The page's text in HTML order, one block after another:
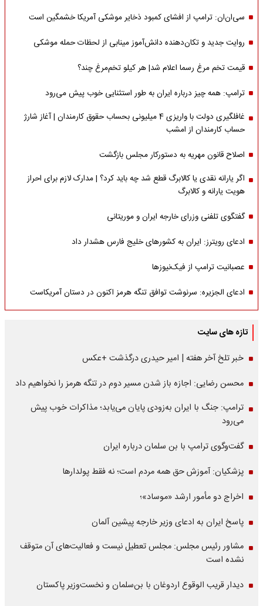
سی‌ان‌ان: ترامپ از افشای کمبود ذخایر موشکی آمریکا خشمگین است
روایت جدید و تکان‌دهنده دانش‌آموز مینابی از لحظات حمله موشکی
قیمت تخم مرغ رسما اعلام شد| هر کیلو تخم‌مرغ چند؟
ترامپ: همه چیز درباره ایران به طور استثنایی خوب پیش می‌رود
غافلگیری دولت با واریزی 4 میلیونی بحساب حقوق کارمندان | آغاز شارژ
حساب کارمندان از امشب
اصلاح قانون مهریه به دستورکار مجلس بازگشت
اگر یارانه نقدی یا کالابرگ قطع شد چه باید کرد؟ | مدارک لازم برای احراز
هویت یارانه و کالابرگ
گفتگوی تلفنی وزرای خارجه ایران و موریتانی
ادعای رویترز: ایران به کشورهای خلیج فارس هشدار داد
عصبانیت ترامپ از فیک‌نیوزها
ادعای الجزیره: سرنوشت توافق تنگه هرمز اکنون در دستان آمریکاست
تازه های سایت
خبر تلخ آخر هفته | امیر حیدری درگذشت +عکس
محسن رضایی: اجازه باز شدن مسیر دوم در تنگه هرمز را نخواهیم داد
ترامپ: جنگ با ایران به‌زودی پایان می‌یابد؛ مذاکرات خوب پیش
می‌رود
گفت‌وگوی ترامپ با بن سلمان درباره ایران
پزشکیان: آموزش حق همه مردم است؛ نه فقط پولدارها
اخراج دو مأمور ارشد «موساد»؛
پاسخ ایران به ادعای وزیر خارجه پیشین آلمان
مشاور رئیس مجلس: مجلس تعطیل نیست و فعالیت‌های آن متوقف
نشده است
دیدار قریب الوقوع اردوغان با بن‌سلمان و نخست‌وزیر پاکستان